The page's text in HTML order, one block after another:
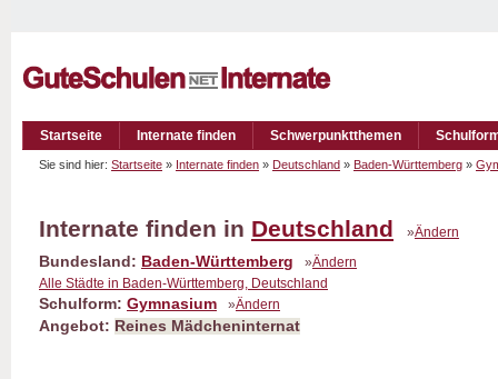
Startseite Internate finden Schwerpunktthemen
Sie sind hier: Startseite » Internate finden » Deutschland » Baden-Württemberg »
Internate finden in Deutschland »Ändern
Bundesland: Baden-Württemberg »Ändern
Alle Städte in Baden-Württemberg, Deutschland
Schulform: Gymnasium »Ändern
Angebot: Reines Mädcheninternat